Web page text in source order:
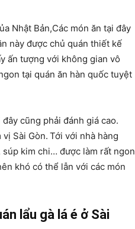
Nhật Bản,Các món ăn tại đây
này được chủ quán thiết kế
ấn tượng với không gian vô
tại quán ăn hàn quốc tuyệt
cũng phải đánh giá cao.
Sài Gòn. Tới với nhà hàng
súp kim chi… được làm rất ngon
khó có thể lẫn với các món
lẩu gà lá é ở Sài